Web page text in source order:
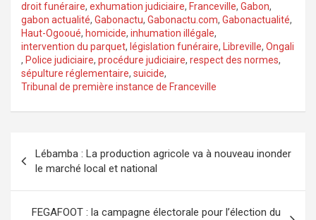
droit funéraire, exhumation judiciaire, Franceville, Gabon,
gabon actualité, Gabonactu, Gabonactu.com, Gabonactualité,
Haut-Ogooué, homicide, inhumation illégale,
intervention du parquet, législation funéraire, Libreville, Ongali
, Police judiciaire, procédure judiciaire, respect des normes,
sépulture réglementaire, suicide,
Tribunal de première instance de Franceville
de
l’article
Lébamba : La production agricole va à nouveau inonder
le marché local et national
FEGAFOOT : la campagne électorale pour l’élection du